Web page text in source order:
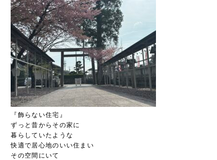
『飾らない住宅』
ずっと昔からその家に
暮らしていたような
快適で居心地のいい住まい
その空間にいて